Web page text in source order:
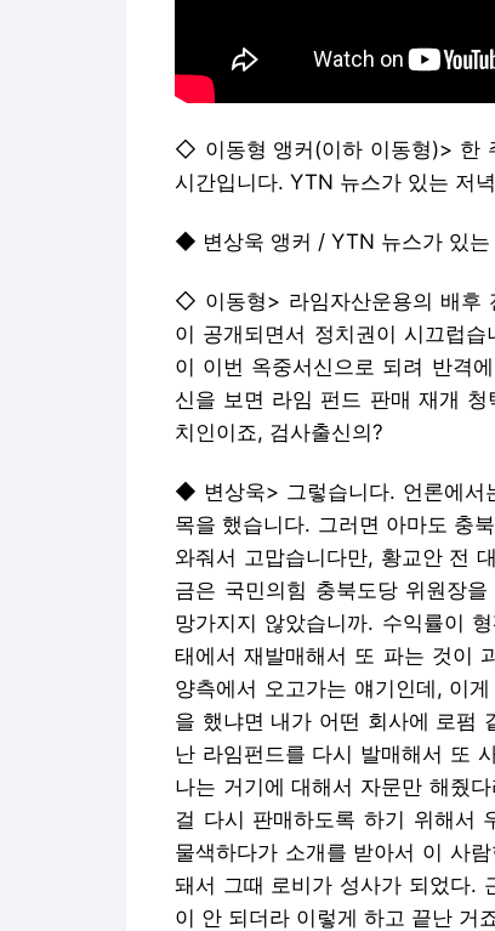
◇ 이동형 앵커(이하 이동형)> 한
시간입니다. YTN 뉴스가 있는 저
◆ 변상욱 앵커 / YTN 뉴스가 있는
◇ 이동형> 라임자산운용의 배후
이 공개되면서 정치권이 시끄럽
이 이번 옥중서신으로 되려 반격
신을 보면 라임 펀드 판매 재개
치인이죠, 검사출신의?
◆ 변상욱> 그렇습니다. 언론에서
목을 했습니다. 그러면 아마도 충
와줘서 고맙습니다만, 황교안 전
금은 국민의힘 충북도당 위원장
망가지지 않았습니까. 수익률이
태에서 재발매해서 또 파는 것이
양측에서 오고가는 얘기인데, 이
을 했냐면 내가 어떤 회사에 로펌
난 라임펀드를 다시 발매해서 또
나는 거기에 대해서 자문만 해줬
걸 다시 판매하도록 하기 위해서
물색하다가 소개를 받아서 이 사
돼서 그때 로비가 성사가 되었다.
이 안 되더라 이렇게 하고 끝난 거